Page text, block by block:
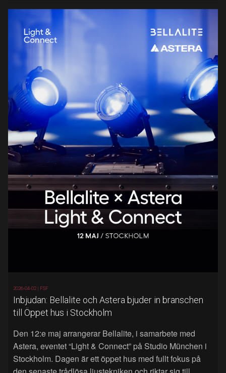
2026-04-02 | FSF
Inbjudan: Bellalite och Astera bjuder in branschen
till Öppet hus i Stockholm
Den 12:e maj arrangerar Bellalite, i samarbete med
Astera, eventet “Light & Connect” på Studio München i
Stockholm. Dagen är ett öppet hus med fullt fokus på